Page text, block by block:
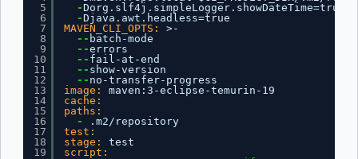
5
6
7
8
9
10
11
12
13
14
15
16
17
18
19
-Dorg.slf4j.simpleLogger.showDateTime=true
-Djava.awt.headless=true
MAVEN_CLI_OPTS:
>-
-- batch-mode
--errors
-- fail-at-end
-- show-version
-- no-transfer-progress
image:
maven : 3-eclipse-temurin-19
cache:
paths:
-
.m2/repository
test:
stage:
test
script: